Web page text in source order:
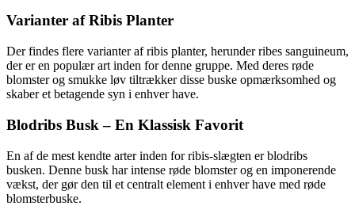
Varianter af Ribis Planter
Der findes flere varianter af ribis planter, herunder ribes sanguineum,
der er en populær art inden for denne gruppe. Med deres røde
blomster og smukke løv tiltrækker disse buske opmærksomhed og
skaber et betagende syn i enhver have.
Blodribs Busk – En Klassisk Favorit
En af de mest kendte arter inden for ribis-slægten er blodribs
busken. Denne busk har intense røde blomster og en imponerende
vækst, der gør den til et centralt element i enhver have med røde
blomsterbuske.